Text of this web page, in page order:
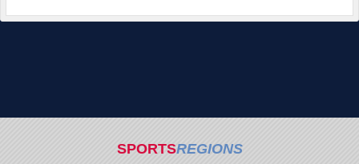
SPORTSREGIONS